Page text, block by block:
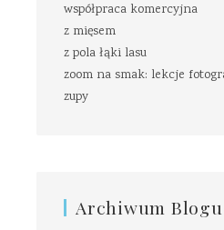
współpraca komercyjna
z mięsem
z pola łąki lasu
zoom na smak: lekcje
zupy
Archiwum Blogu